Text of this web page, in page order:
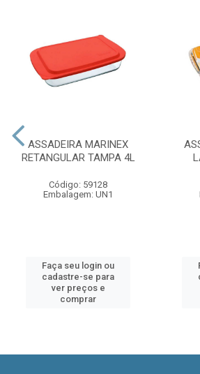
ASSADEIRA MARINEX
RETANGULAR TAMPA 4L
Código: 59128
Embalagem: UN1
Faça seu login ou
cadastre-se para
ver preços e
comprar